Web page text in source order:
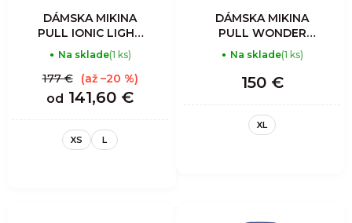
DÁMSKA MIKINA
PULL IONIC LIGHT
- CORALINE
Na sklade(1 ks)
od 141,60 €
177 € (až –20 %)
XS L
DÁMSKA MIKINA
PULL WONDER
MAGIC LIGHT -
MANDALA
Na sklade(1 ks)
150 €
XL